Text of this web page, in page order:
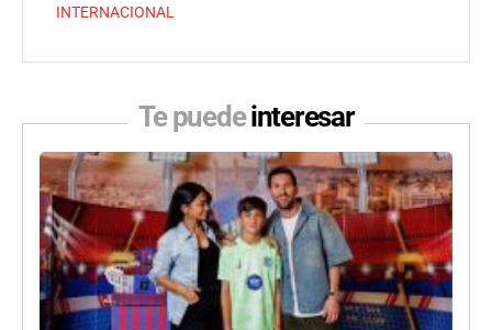
INTERNACIONAL
Te puedeinteresar